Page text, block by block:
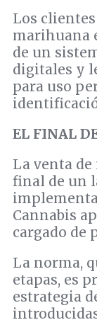
Los
marihuana
de un
digitales y
para uso
EL FINAL
La venta
final de un
Cannabis
cargado de
La norma,
etapas, es
estrategia